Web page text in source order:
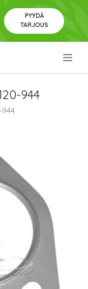
PYYDÄ
TARJOUS
944
944